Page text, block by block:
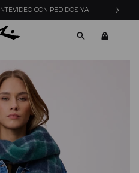
CON PEDIDOS YA